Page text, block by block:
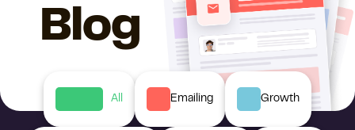
Blog
All Emailing Growth